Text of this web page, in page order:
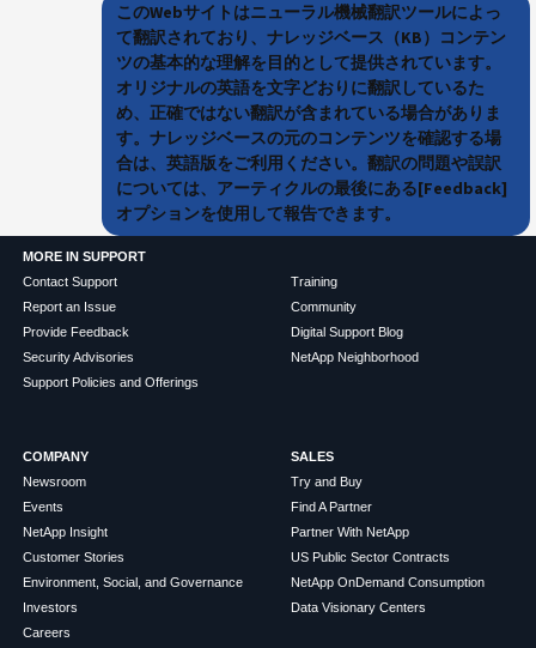
このWebサイトはニューラル機械翻訳ツールによっ
て翻訳されており、ナレッジベース（KB）コンテン
ツの基本的な理解を目的として提供されています。
オリジナルの英語を文字どおりに翻訳しているた
め、正確ではない翻訳が含まれている場合がありま
す。ナレッジベースの元のコンテンツを確認する場
合は、英語版をご利用ください。翻訳の問題や誤訳
については、アーティクルの最後にある[Feedback]
オプションを使用して報告できます。
MORE IN SUPPORT
Contact Support
Report an Issue
Provide Feedback
Security Advisories
Support Policies and Offerings
Training
Community
Digital Support Blog
NetApp Neighborhood
COMPANY
Newsroom
Events
NetApp Insight
Customer Stories
Environment, Social, and Governance
Investors
Careers
SALES
Try and Buy
Find A Partner
Partner With NetApp
US Public Sector Contracts
NetApp OnDemand Consumption
Data Visionary Centers